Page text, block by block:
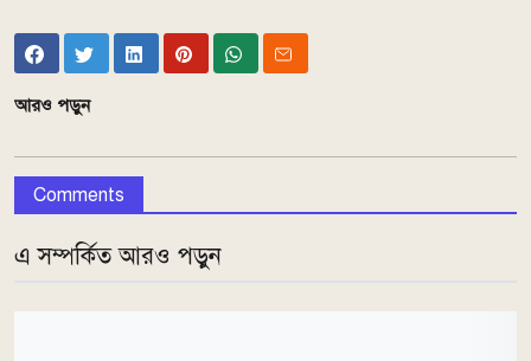
আরও পড়ুন
Comments
এ সম্পর্কিত আরও পড়ুন